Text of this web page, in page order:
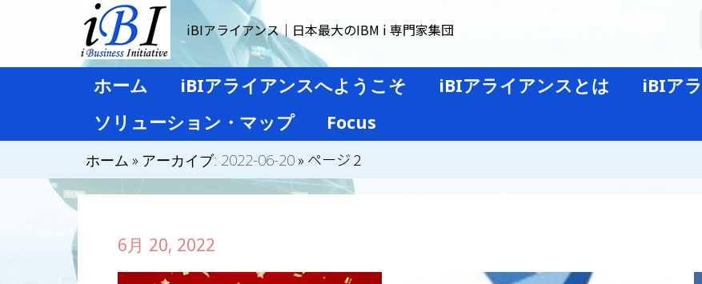
iBIアライアンス｜日本最大のIBM i 専門家集団
ホーム iBIアライアンスへようこそ iBIアライアンスとは
iBIア
ソリューション・マップ
Focus
ホーム » アーカイブ: 2022-06-20» ページ 2
6月 20, 2022